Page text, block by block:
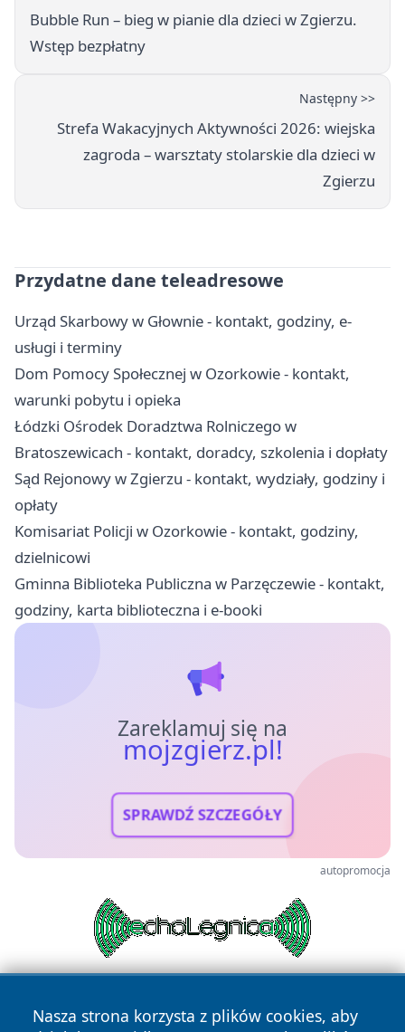
Bubble Run – bieg w pianie dla dzieci w Zgierzu.
Wstęp bezpłatny
Następny >>
Strefa Wakacyjnych Aktywności 2026: wiejska
zagroda – warsztaty stolarskie dla dzieci w
Zgierzu
Przydatne dane teleadresowe
Urząd Skarbowy w Głownie - kontakt, godziny, e-
usługi i terminy
Dom Pomocy Społecznej w Ozorkowie - kontakt,
warunki pobytu i opieka
Łódzki Ośrodek Doradztwa Rolniczego w
Bratoszewicach - kontakt, doradcy, szkolenia i dopłaty
Sąd Rejonowy w Zgierzu - kontakt, wydziały, godziny i
opłaty
Komisariat Policji w Ozorkowie - kontakt, godziny,
dzielnicowi
Gminna Biblioteka Publiczna w Parzęczewie - kontakt,
godziny, karta biblioteczna i e-booki
Zareklamuj się na
mojzgierz.pl!
SPRAWDŹ SZCZEGÓŁY
autopromocja
Nasza strona korzysta z plików cookies, aby